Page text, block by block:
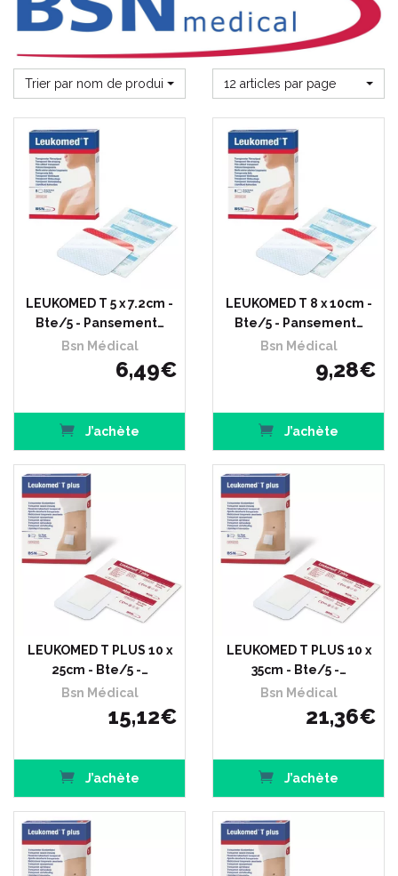
Trier par nom de produit 12 articles par page
LEUKOMED T 5 x 7.2cm -
Bte/5 - Pansement…
Bsn Médical
6,49€
J’achète
LEUKOMED T 8 x 10cm -
Bte/5 - Pansement…
Bsn Médical
9,28€
J’achète
LEUKOMED T PLUS 10 x
25cm - Bte/5 -…
Bsn Médical
15,12€
J’achète
LEUKOMED T PLUS 10 x
35cm - Bte/5 -…
Bsn Médical
21,36€
J’achète